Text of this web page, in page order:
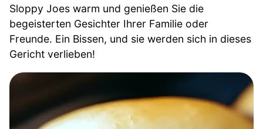
Sloppy Joes warm und genießen Sie die
begeisterten Gesichter Ihrer Familie oder
Freunde. Ein Bissen, und sie werden sich in dieses
Gericht verlieben!